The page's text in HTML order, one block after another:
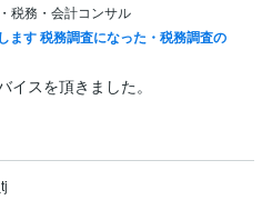
税務・会計コンサル
ます 税務調査になった・税務調査の
スを頂きました。